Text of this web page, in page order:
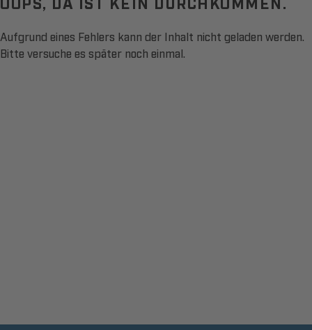
Aufgrund eines Fehlers kann der Inhalt nicht geladen werden.
Bitte versuche es später noch einmal.